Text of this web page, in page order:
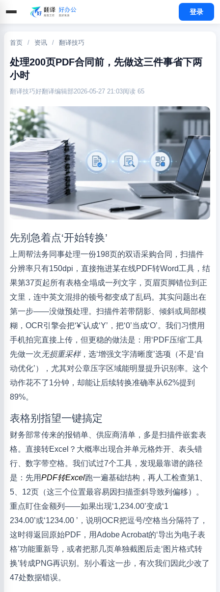
登录
首页 / 资讯 / 翻译技巧
处理200页PDF合同前，先做这三件事省下两
小时
翻译技巧好翻译编辑部2026-05-27 21:03阅读 65
先别急着点‘开始转换’
上周帮法务同事处理一份198页的双语采购合同，扫描件
分辨率只有150dpi，直接拖进某在线PDF转Word工具，结
果第37页起所有表格全塌成一列文字，页眉页脚错位到正
文里，连中英文混排的顿号都变成了乱码。其实问题出在
第一步——没做预处理。扫描件若带阴影、倾斜或局部模
糊，OCR引擎会把‘¥’认成‘Y’，把‘0’当成‘O’。我们习惯用
手机拍完直接上传，但更稳的做法是：用‘PDF压缩’工具
先做一次无损重采样，选‘增强文字清晰度’选项（不是‘自
动优化’），尤其对公章压字区域能明显提升识别率。这个
动作花不了1分钟，却能让后续转换准确率从62%提到
89%。
表格别指望一键搞定
财务部常传来的报销单、供应商清单，多是扫描件嵌套表
格。直接转Excel？大概率出现合并单元格炸开、表头错
行、数字带空格。我们试过7个工具，发现最靠谱的路径
是：先用PDF转Excel跑一遍基础结构，再人工检查第1、
5、12页（这三个位置最容易因扫描歪斜导致列偏移）。
重点盯住金额列——如果出现‘1,234.00’变成‘1
234.00’或‘1234.00 ’，说明OCR把逗号/空格当分隔符了，
这时得返回原始PDF，用Adobe Acrobat的‘导出为电子表
格’功能重新导，或者把那几页单独截图后走‘图片格式转
换’转成PNG再识别。别小看这一步，有次我们因此少改了
47处数据错误。